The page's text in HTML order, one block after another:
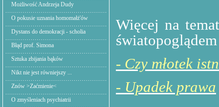
Możliwość Andrzeja Dudy
O pokusie uznania homomałż'ów
Dystans do demokracji - scholia
Błąd prof. Simona
Sztuka zbijania bąków
Nikt nie jest równiejszy ...
Znów >Zaćmienie<
O zmyśleniach psychiatrii
Więcej na
- Czy młotek
- Upadek prawa